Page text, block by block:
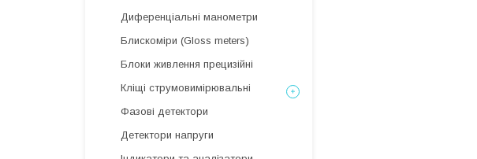
Диференціальні манометри
Блискоміри (Gloss meters)
Блоки живлення прецизійні
Кліщі струмовимірювальні
Фазові детектори
Детектори напруги